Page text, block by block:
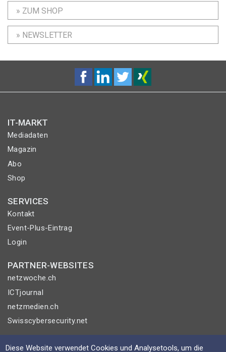
» ZUM SHOP
» NEWSLETTER
IT-MARKT
Mediadaten
Magazin
Abo
Shop
SERVICES
Kontakt
Event-Plus-Eintrag
Login
PARTNER-WEBSITES
netzwoche.ch
ICTjournal
netzmedien.ch
Swisscybersecurity.net
© NETZMEDIEN AG 2026
Diese Website verwendet Cookies und Analysetools, um die